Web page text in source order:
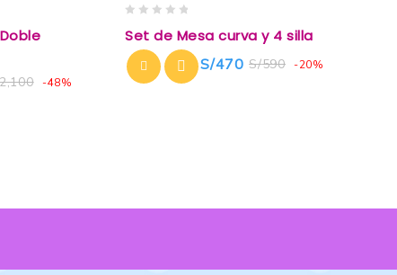
-48%
out
of
5
Set de Mesa curva y 4 silla
S/590
S/470 -20%